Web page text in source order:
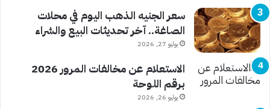
سعر الجنيه الذهب اليوم في محلات
الصاغة.. آخر تحديثات البيع والشراء
يوليو 27, 2026
الاستعلام عن مخالفات المرور 2026
برقم اللوحة
يوليو 26, 2026